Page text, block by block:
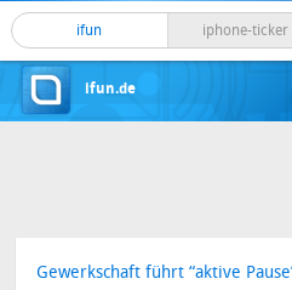
ifun iphone-ticker
ifun.de
Gewerkschaft führt “aktive